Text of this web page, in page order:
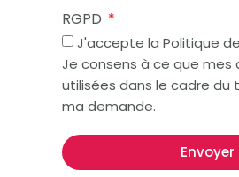
RGPD
J'accepte la Politique
Je consens à ce que mes
utilisées dans le cadre
ma demande.
Envoyer